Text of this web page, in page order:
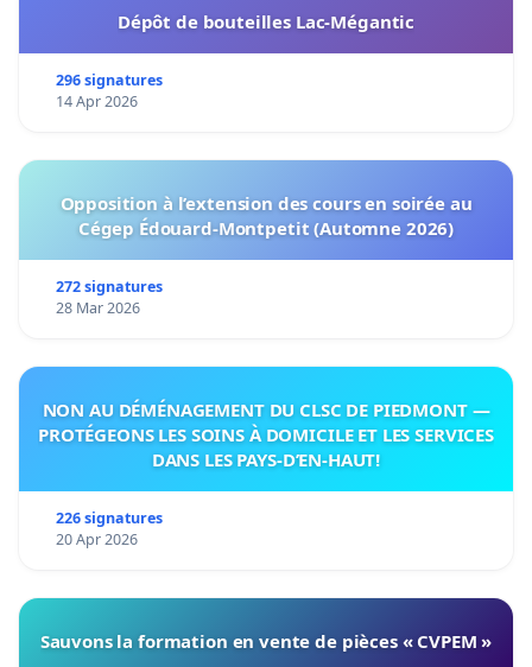
Dépôt de bouteilles Lac-Mégantic
296 signatures
14 Apr 2026
Opposition à l’extension des cours en soirée au
Cégep Édouard-Montpetit (Automne 2026)
272 signatures
28 Mar 2026
NON AU DÉMÉNAGEMENT DU CLSC DE PIEDMONT —
PROTÉGEONS LES SOINS À DOMICILE ET LES SERVICES
DANS LES PAYS-D’EN-HAUT!
226 signatures
20 Apr 2026
Sauvons la formation en vente de pièces « CVPEM »